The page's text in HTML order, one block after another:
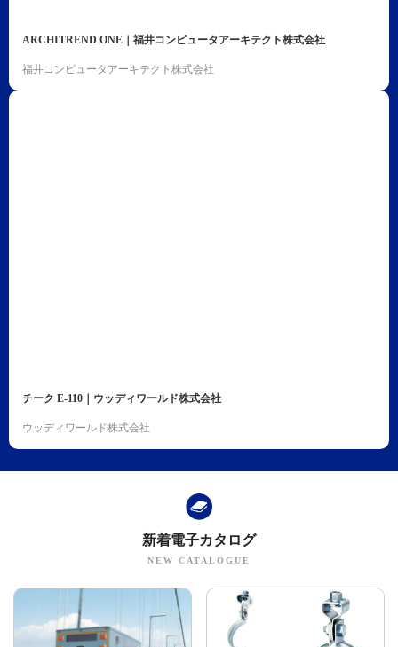
ARCHITREND ONE｜福井コンピュータアーキテクト株式会社
福井コンピュータアーキテクト株式会社
チーク E-110｜ウッディワールド株式会社
ウッディワールド株式会社
新着電子カタログ